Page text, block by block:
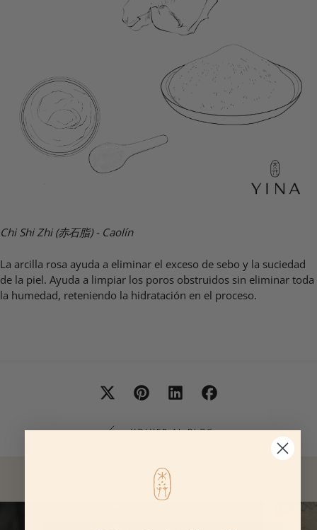
Chi Shi Zhi (赤石脂) - Caolín
La arcilla rosa ayuda a eliminar el exceso de sebo y la suciedad
de la piel. Ayuda a limpiar los poros obstruidos sin eliminar toda
la humedad, reteniendo la hidratación en el proceso.
VOLVER AL BLOG
GUÍA DE BIENESTAR DE YINA